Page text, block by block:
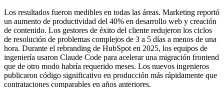
Los resultados fueron medibles en todas las áreas. Marketing reportó
un aumento de productividad del 40% en desarrollo web y creación
de contenido. Los gestores de éxito del cliente redujeron los ciclos
de resolución de problemas complejos de 3 a 5 días a menos de una
hora. Durante el rebranding de HubSpot en 2025, los equipos de
ingeniería usaron Claude Code para acelerar una migración frontend
que de otro modo habría requerido meses. Los nuevos ingenieros
publicaron código significativo en producción más rápidamente que
contrataciones comparables en años anteriores.